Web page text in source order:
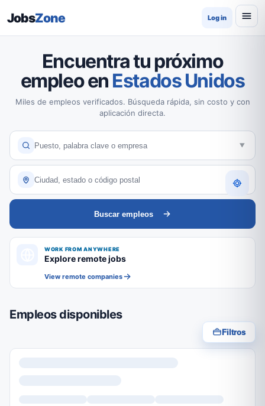
JobsZone Log in
Encuentra tu próximo
empleo en Estados Unidos
Miles de empleos verificados. Búsqueda rápida, sin costo y con
aplicación directa.
Buscar empleos
WORK FROM ANYWHERE
Explore remote jobs
View remote companies
Empleos disponibles
Filtros